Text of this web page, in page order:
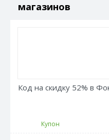
магазинов
Код на скидку 52% в
Купон